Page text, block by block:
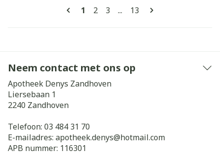
Pagina's
U lees momenteel pagina
1 Pagina
2 Pagina
3 ... Pagina
13
Neem contact met ons op
Apotheek Denys Zandhoven
Liersebaan 1
2240 Zandhoven
Telefoon: 03 484 31 70
E-mailadres: apotheek.denys@hotmail.com
APB nummer: 116301